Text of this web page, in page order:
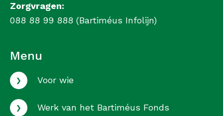
Zorgvragen:
088 88 99 888 (Bartiméus Infolijn)
Menu
› Voor wie
› Werk van het Bartiméus Fonds